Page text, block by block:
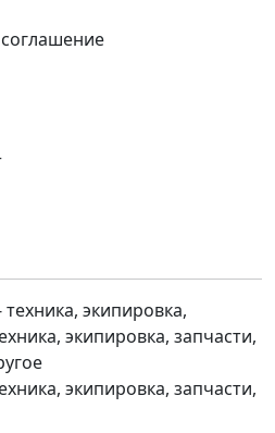
экипировка, запчасти,